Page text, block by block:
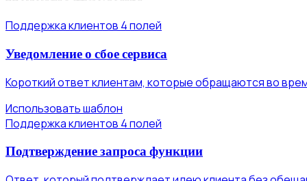
Поддержка клиентов 4 полей
Уведомление о сбое сервиса
Короткий ответ клиентам, которые обращаются во
Использовать шаблон
Поддержка клиентов 4 полей
Подтверждение запроса функции